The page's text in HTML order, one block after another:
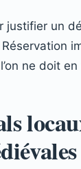
justifier un
ne doit en